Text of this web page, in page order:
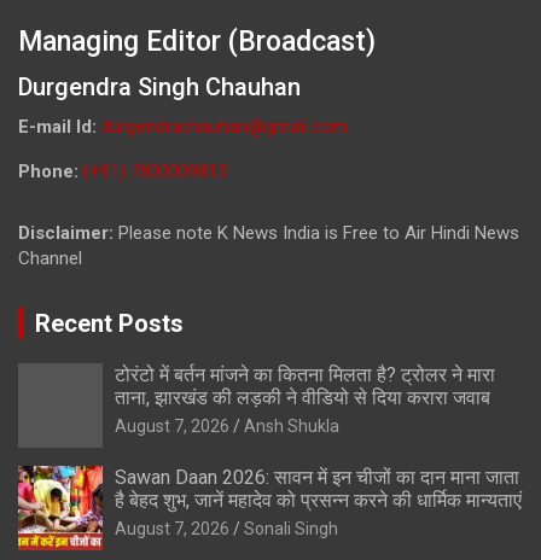
Managing Editor (Broadcast)
Durgendra Singh Chauhan
E-mail Id: durgendrachauhan@gmail.com
Phone: (+91) 7800009813
Disclaimer: Please note K News India is Free to Air Hindi News
Channel
Recent Posts
टोरंटो में बर्तन मांजने का कितना मिलता है? ट्रोलर ने मारा
ताना, झारखंड की लड़की ने वीडियो से दिया करारा जवाब
August 7, 2026 Ansh Shukla
Sawan Daan 2026: सावन में इन चीजों का दान माना जाता
है बेहद शुभ, जानें महादेव को प्रसन्न करने की धार्मिक मान्यताएं
August 7, 2026 Sonali Singh